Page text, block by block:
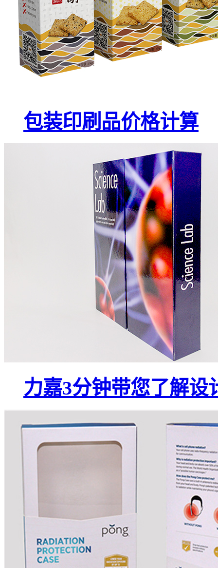
包装印刷品价格计算
力嘉3分钟带您了解设